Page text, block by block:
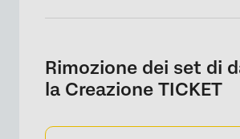
Rimozione dei set di
la Creazione TICKET